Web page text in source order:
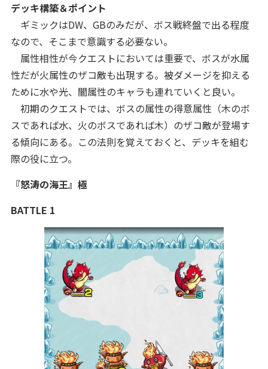
デッキ構築＆ポイント
ギミックはDW、GBのみだが、ボス戦終盤で出る程度
なので、そこまで意識する必要ない。
属性相性が今クエストにおいては重要で、 ボスが水属
性だが火属性のザコ敵も出現する。被ダメージを抑える
ために水や光、闇属性のキャラも連れていくと良い。
初期のクエストでは、ボスの属性の得意属性（木のボ
スであれば水、火のボスであれば木）のザコ敵が登場す
る傾向にある。この法則を覚えておくと、デッキを組む
際の役に立つ。
『怒涛の海王』極
BATTLE 1